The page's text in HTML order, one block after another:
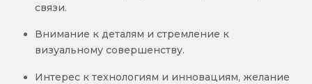
связи.
Внимание к деталям и стремление к
визуальному совершенству.
Интерес к технологиям и инновациям, желание